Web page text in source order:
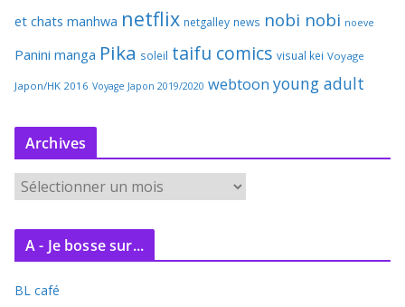
et chats manhwa netflix netgalley news nobi nobi noeve
Panini manga Pika soleil taifu comics visual kei Voyage
Japon/HK 2016 Voyage Japon 2019/2020 webtoon young adult
Archives
c
v
A - Je bosse sur...
BL café